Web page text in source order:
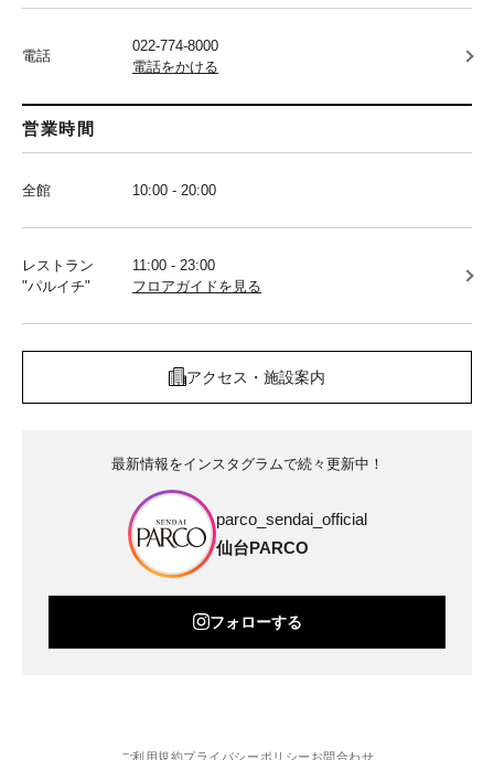
電話
022-774-8000
電話をかける
営業時間
全館 10:00 - 20:00
レストラン
"パルイチ"
11:00 - 23:00
フロアガイドを見る
アクセス・施設案内
最新情報をインスタグラムで続々更新中！
parco_sendai_official
仙台PARCO
フォローする
ご利用規約プライバシーポリシー お問合わせ